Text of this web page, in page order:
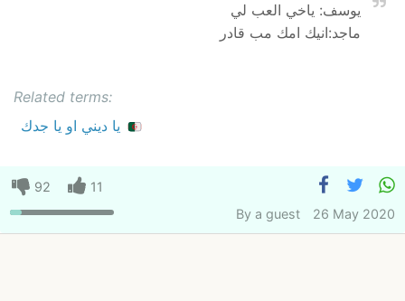
يوسف: ياخي العب لي
ماجد:انيك امك مب قادر
Related terms:
يا ديني او يا جدك
92
11
By a guest 26 May 2020